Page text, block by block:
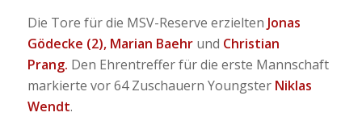
Die Tore für die MSV-Reserve erzielten Jonas
Gödecke (2), Marian Baehrund Christian
Prang. Den Ehrentreffer für die erste Mannschaft
markierte vor 64 Zuschauern Youngster Niklas
Wendt.